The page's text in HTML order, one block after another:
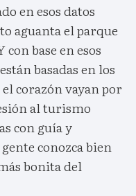
en esos datos
aguanta el parque
base en esos
basadas en los
el corazón vayan por
al turismo
con guía y
conozca bien
bonita del